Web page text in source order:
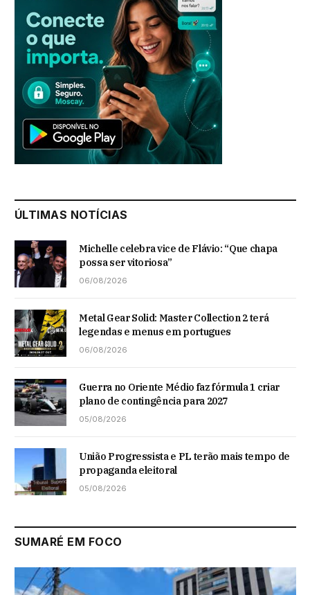
ÚLTIMAS NOTÍCIAS
Michelle celebra vice de Flávio: “Que chapa
possa ser vitoriosa”
06/08/2026
Metal Gear Solid: Master Collection 2 terá
legendas e menus em portugues
06/08/2026
Guerra no Oriente Médio faz fórmula 1 criar
plano de contingência para 2027
05/08/2026
União Progressista e PL terão mais tempo de
propaganda eleitoral
05/08/2026
SUMARÉ EM FOCO